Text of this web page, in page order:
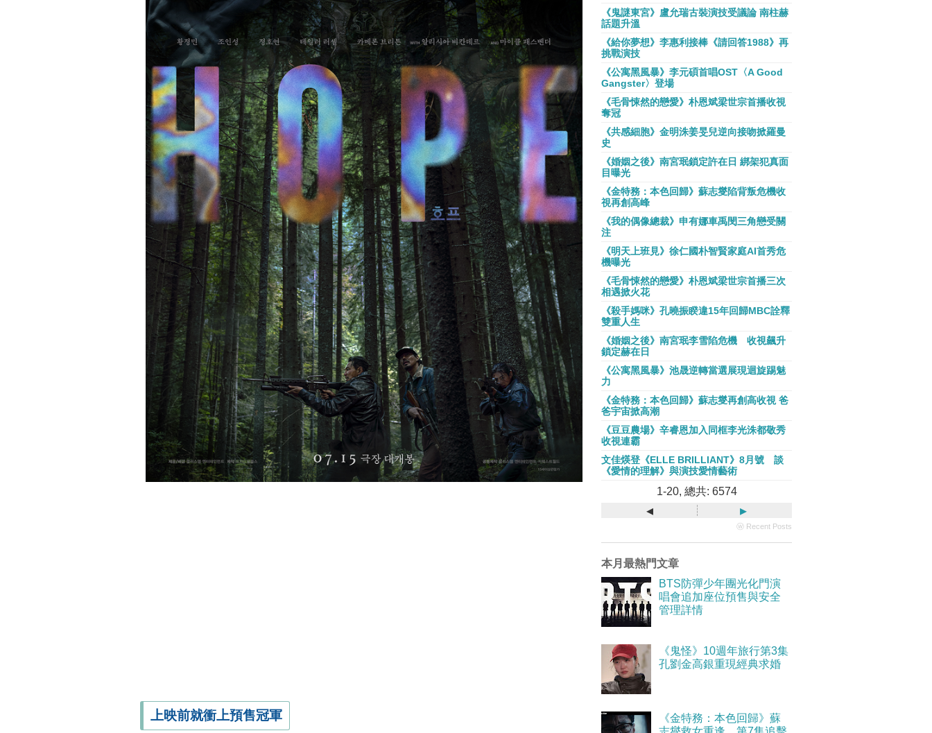
上映前就衝上預售冠軍
《鬼謎東宮》盧允瑞古裝演技受議論 南柱赫
話題升溫
《給你夢想》李惠利接棒《請回答1988》再
挑戰演技
《公寓黑風暴》李元碩首唱OST〈A Good
Gangster〉登場
《毛骨悚然的戀愛》朴恩斌梁世宗首播收視
奪冠
《共感細胞》金明洙姜旻兒逆向接吻掀羅曼
史
《婚姻之後》南宮珉鎖定許在日 綁架犯真面
目曝光
《金特務：本色回歸》蘇志燮陷背叛危機收
視再創高峰
《我的偶像總裁》申有娜車禹閔三角戀受關
注
《明天上班見》徐仁國朴智賢家庭AI首秀危
機曝光
《毛骨悚然的戀愛》朴恩斌梁世宗首播三次
相遇掀火花
《殺手媽咪》孔曉振睽違15年回歸MBC詮釋
雙重人生
《婚姻之後》南宮珉李雪陷危機 收視飆升
鎖定赫在日
《公寓黑風暴》池晟逆轉當選展現迴旋踢魅
力
《金特務：本色回歸》蘇志燮再創高收視 爸
爸宇宙掀高潮
《豆豆農場》辛睿恩加入同框李光洙都敬秀
收視連霸
文佳煐登《ELLE BRILLIANT》8月號 談
《愛情的理解》與演技愛情藝術
1-20, 總共: 6574
◂ ▸
ⓦ Recent Posts
本月最熱門文章
BTS防彈少年團光化門演
唱會追加座位預售與安全
管理詳情
《鬼怪》10週年旅行第3集
孔劉金高銀重現經典求婚
《金特務：本色回歸》蘇